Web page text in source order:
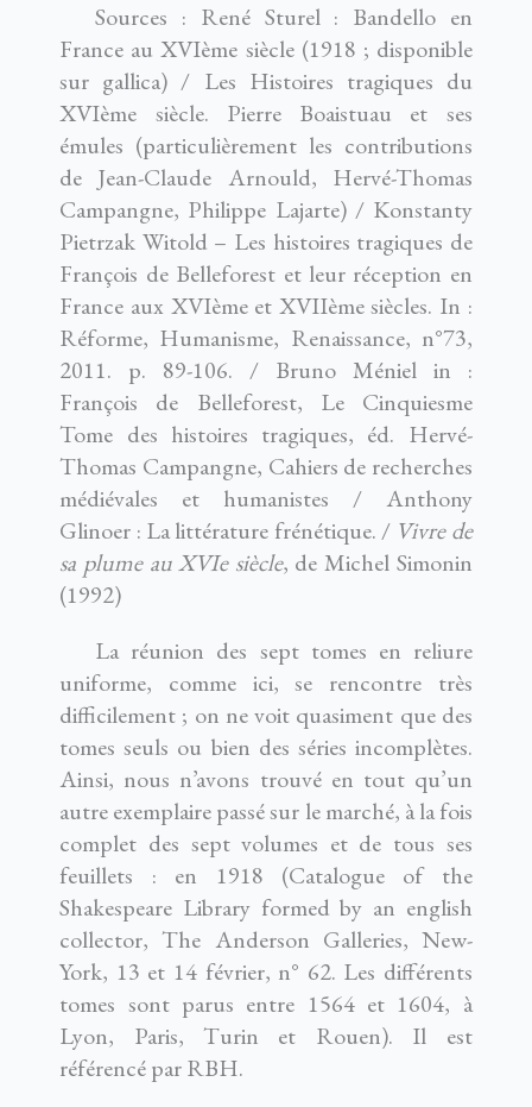
Sources : René Sturel : Bandello en
France au XVIème siècle (1918 ; disponible
sur gallica) / Les Histoires tragiques du
XVIème siècle. Pierre Boaistuau et ses
émules (particulièrement les contributions
de Jean-Claude Arnould, Hervé-Thomas
Campangne, Philippe Lajarte) / Konstanty
Pietrzak Witold – Les histoires tragiques de
François de Belleforest et leur réception en
France aux XVIème et XVIIème siècles. In :
Réforme, Humanisme, Renaissance, n°73,
2011. p. 89-106. / Bruno Méniel in :
François de Belleforest, Le Cinquiesme
Tome des histoires tragiques, éd. Hervé-
Thomas Campangne, Cahiers de recherches
médiévales et humanistes / Anthony
Glinoer : La littérature frénétique. / Vivre de
sa plume au XVIe siècle, de Michel Simonin
(1992)
La réunion des sept tomes en reliure
uniforme, comme ici, se rencontre très
difficilement ; on ne voit quasiment que des
tomes seuls ou bien des séries incomplètes.
Ainsi, nous n’avons trouvé en tout qu’un
autre exemplaire passé sur le marché, à la fois
complet des sept volumes et de tous ses
feuillets : en 1918 (Catalogue of the
Shakespeare Library formed by an english
collector, The Anderson Galleries, New-
York, 13 et 14 février, n° 62. Les différents
tomes sont parus entre 1564 et 1604, à
Lyon, Paris, Turin et Rouen). Il est
référencé par RBH.